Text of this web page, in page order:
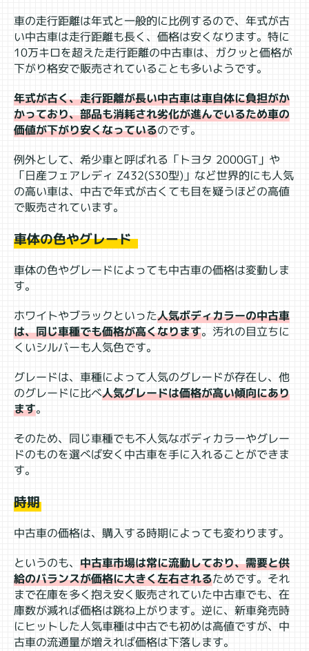
車の走行距離は年式と一般的に比例するので、年式が古
い中古車は走行距離も長く、価格は安くなります。特に
10万キロを超えた走行距離の中古車は、ガクッと価格が
下がり格安で販売されていることも多いようです。
年式が古く、走行距離が長い中古車は車自体に負担がか
かっており、部品も消耗され劣化が進んでいるため車の
価値が下がり安くなっているのです。
例外として、希少車と呼ばれる「トヨタ 2000GT」や
「日産フェアレディ Z432(S30型)」など世界的にも人気
の高い車は、中古で年式が古くても目を疑うほどの高値
で販売されています。
車体の色やグレード
車体の色やグレードによっても中古車の価格は変動しま
す。
ホワイトやブラックといった人気ボディカラーの中古車
は、同じ車種でも価格が高くなります。汚れの目立ちに
くいシルバーも人気色です。
グレードは、車種によって人気のグレードが存在し、他
のグレードに比べ人気グレードは価格が高い傾向にあり
ます。
そのため、同じ車種でも不人気なボディカラーやグレー
ドのものを選べば安く中古車を手に入れることができま
す。
時期
中古車の価格は、購入する時期によっても変わります。
というのも、中古車市場は常に流動しており、需要と供
給のバランスが価格に大きく左右されるためです。それ
まで在庫を多く抱え安く販売されていた中古車でも、在
庫数が減れば価格は跳ね上がります。逆に、新車発売時
にヒットした人気車種は中古でも初めは高値ですが、中
古車の流通量が増えれば価格は下落します。